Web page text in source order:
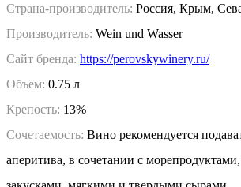
Страна-производитель: Россия, Крым,
Производитель: Wein und Wasser
Сайт бренда: https://perovskywinery.ru/
Объем: 0.75 л
Крепость: 13%
Сочетаемость: Вино рекомендуется
аперитива, в сочетании с